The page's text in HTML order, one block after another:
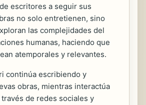
escritores a seguir sus
no solo entretienen, sino
las complejidades del
humanas, haciendo que
atemporales y relevantes.
continúa escribiendo y
obras, mientras interactúa
de redes sociales y